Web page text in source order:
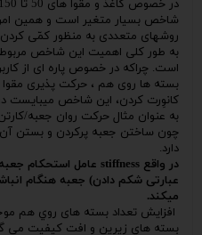
شاخص بسیار متغیر است و همین
روشهای متعددی به منظور کمّی کردن
به طور کلی اهمیت این شاخص مربوط
است. چراکه در خصوص پاره ای از
بسته ها روی هم ، حرکت پذیری
کانوِرت کردن، این شاخص میبایست
به عنوان مثال حرکت روان جعبه/
چون ساختن جعبه پرکردن و بستن
دارد.
در واقع stiffness عامل استحکام
عبارتی شکم دادن) جعبه هنگام
میکند.
افزایش تعداد بسته های روي هم
بسته هاي زیرین و افت کیفیت می